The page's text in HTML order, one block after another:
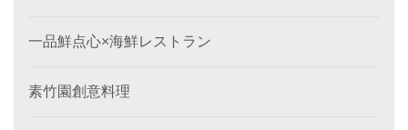
一品鮮点心×海鮮レストラン
素竹園創意料理